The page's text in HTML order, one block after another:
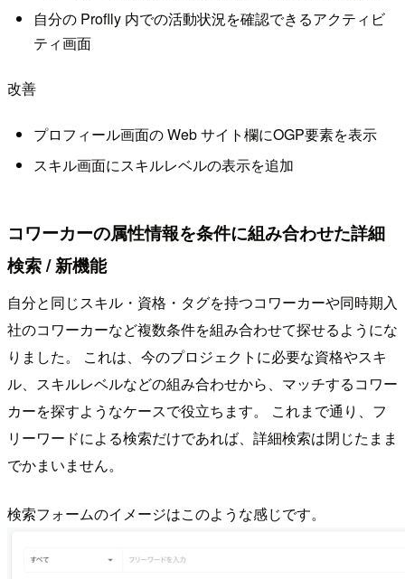
自分の Proflly 内での活動状況を確認できるアクティビ
ティ画面
改善
プロフィール画面の Web サイト欄にOGP要素を表示
スキル画面にスキルレベルの表示を追加
コワーカーの属性情報を条件に組み合わせた詳細
検索 / 新機能
自分と同じスキル・資格・タグを持つコワーカーや同時期入
社のコワーカーなど複数条件を組み合わせて探せるようにな
りました。 これは、今のプロジェクトに必要な資格やスキ
ル、スキルレベルなどの組み合わせから、マッチするコワー
カーを探すようなケースで役立ちます。 これまで通り、フ
リーワードによる検索だけであれば、詳細検索は閉じたまま
でかまいません。
検索フォームのイメージはこのような感じです。